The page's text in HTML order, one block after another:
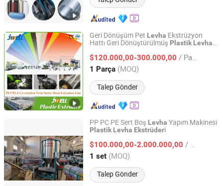
Geri Dönüşüm Pet Levha Ekstrüzyon
Hattı Geri Dönüştürülmüş Plastik Levha
Giderme Pet BlisterLevhaÜretim Hattı
PLA
Levha Ekstrüder
$120.000,00-300.000,00 / Parça
1 Parça (MOQ)
Talep Gönder
Jiangsu Jwell Intelligent Machinery Co., Ltd.
Jiangsu, China Fiyat 2024
PP PC PE Sert Boş Levha Yapım Makinesi
Plastik Levha Ekstrüderi
$100.000,00-2.000.000,00 / set
1 set (MOQ)
Talep Gönder
Qingdao Perfect Plastic Machinery Co., Ltd
Shandong, China Fiyat 2025